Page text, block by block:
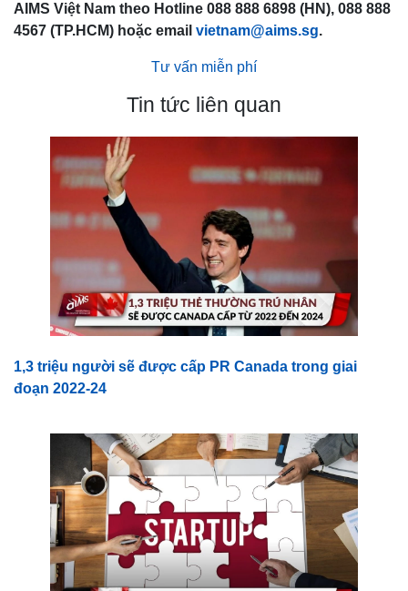
AIMS Việt Nam theo Hotline 088 888 6898 (HN), 088 888
4567 (TP.HCM) hoặc email vietnam@aims.sg.
Tư vấn miễn phí
Tin tức liên quan
1,3 triệu người sẽ được cấp PR Canada trong giai
đoạn 2022-24